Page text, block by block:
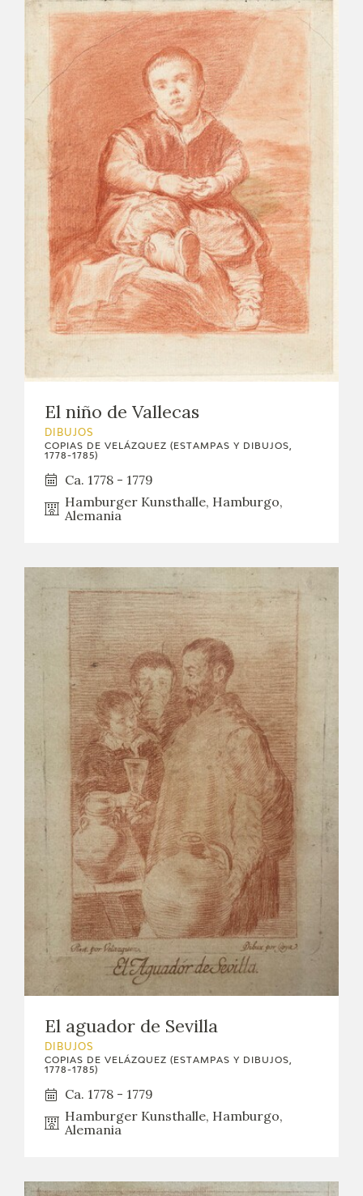
El niño de Vallecas
DIBUJOS
COPIAS DE VELÁZQUEZ (ESTAMPAS Y DIBUJOS,
1778-1785)
Ca. 1778 - 1779
Hamburger Kunsthalle, Hamburgo,
Alemania
El aguador de Sevilla
DIBUJOS
COPIAS DE VELÁZQUEZ (ESTAMPAS Y DIBUJOS,
1778-1785)
Ca. 1778 - 1779
Hamburger Kunsthalle, Hamburgo,
Alemania